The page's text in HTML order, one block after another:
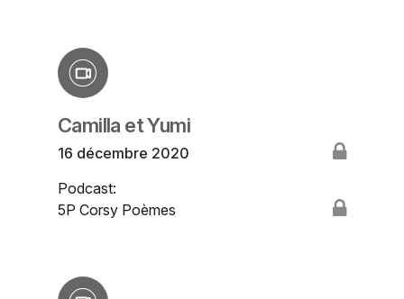
Camilla et Yumi
16 décembre 2020
Podcast:
5P Corsy Poèmes